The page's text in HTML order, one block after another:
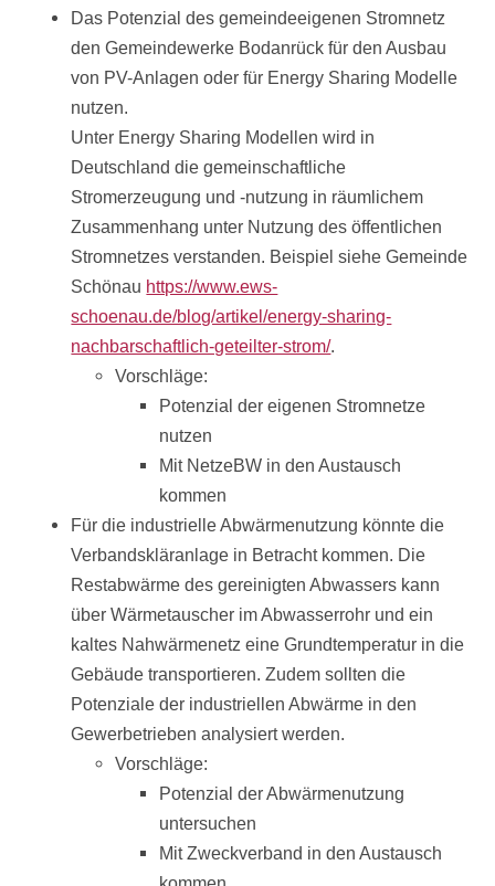
Das Potenzial des gemeindeeigenen Stromnetz
den Gemeindewerke Bodanrück für den Ausbau
von PV-Anlagen oder für Energy Sharing Modelle
nutzen.
Unter Energy Sharing Modellen wird in
Deutschland die gemeinschaftliche
Stromerzeugung und -nutzung in räumlichem
Zusammenhang unter Nutzung des öffentlichen
Stromnetzes verstanden. Beispiel siehe Gemeinde
Schönau https://www.ews-
schoenau.de/blog/artikel/energy-sharing-
nachbarschaftlich-geteilter-strom/.
Vorschläge:
Potenzial der eigenen Stromnetze
nutzen
Mit NetzeBW in den Austausch
kommen
Für die industrielle Abwärmenutzung könnte die
Verbandskläranlage in Betracht kommen. Die
Restabwärme des gereinigten Abwassers kann
über Wärmetauscher im Abwasserrohr und ein
kaltes Nahwärmenetz eine Grundtemperatur in die
Gebäude transportieren. Zudem sollten die
Potenziale der industriellen Abwärme in den
Gewerbetrieben analysiert werden.
Vorschläge:
Potenzial der Abwärmenutzung
untersuchen
Mit Zweckverband in den Austausch